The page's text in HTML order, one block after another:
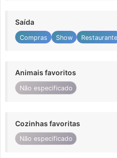
Saída
Compras Show Restaurante
Animais favoritos
Não especificado
Cozinhas favoritas
Não especificado